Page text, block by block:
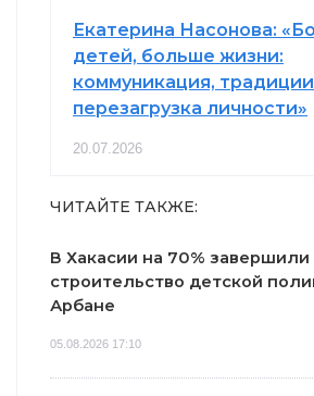
Екатерина Насонова:
детей, больше жизни:
коммуникация,
перезагрузка личности»
20.07.2026
ЧИТАЙТЕ ТАКЖЕ:
В Хакасии на 70% завершили
строительство детской
Арбане
05.08.2026 17:10